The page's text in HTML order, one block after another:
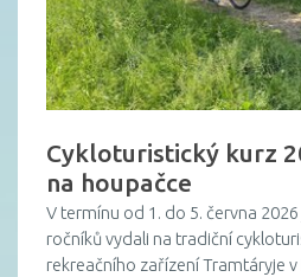
Cykloturistický kurz
na houpačce
V termínu od 1. do 5. června
ročníků vydali na tradiční
rekreačního zařízení Tramtáryje